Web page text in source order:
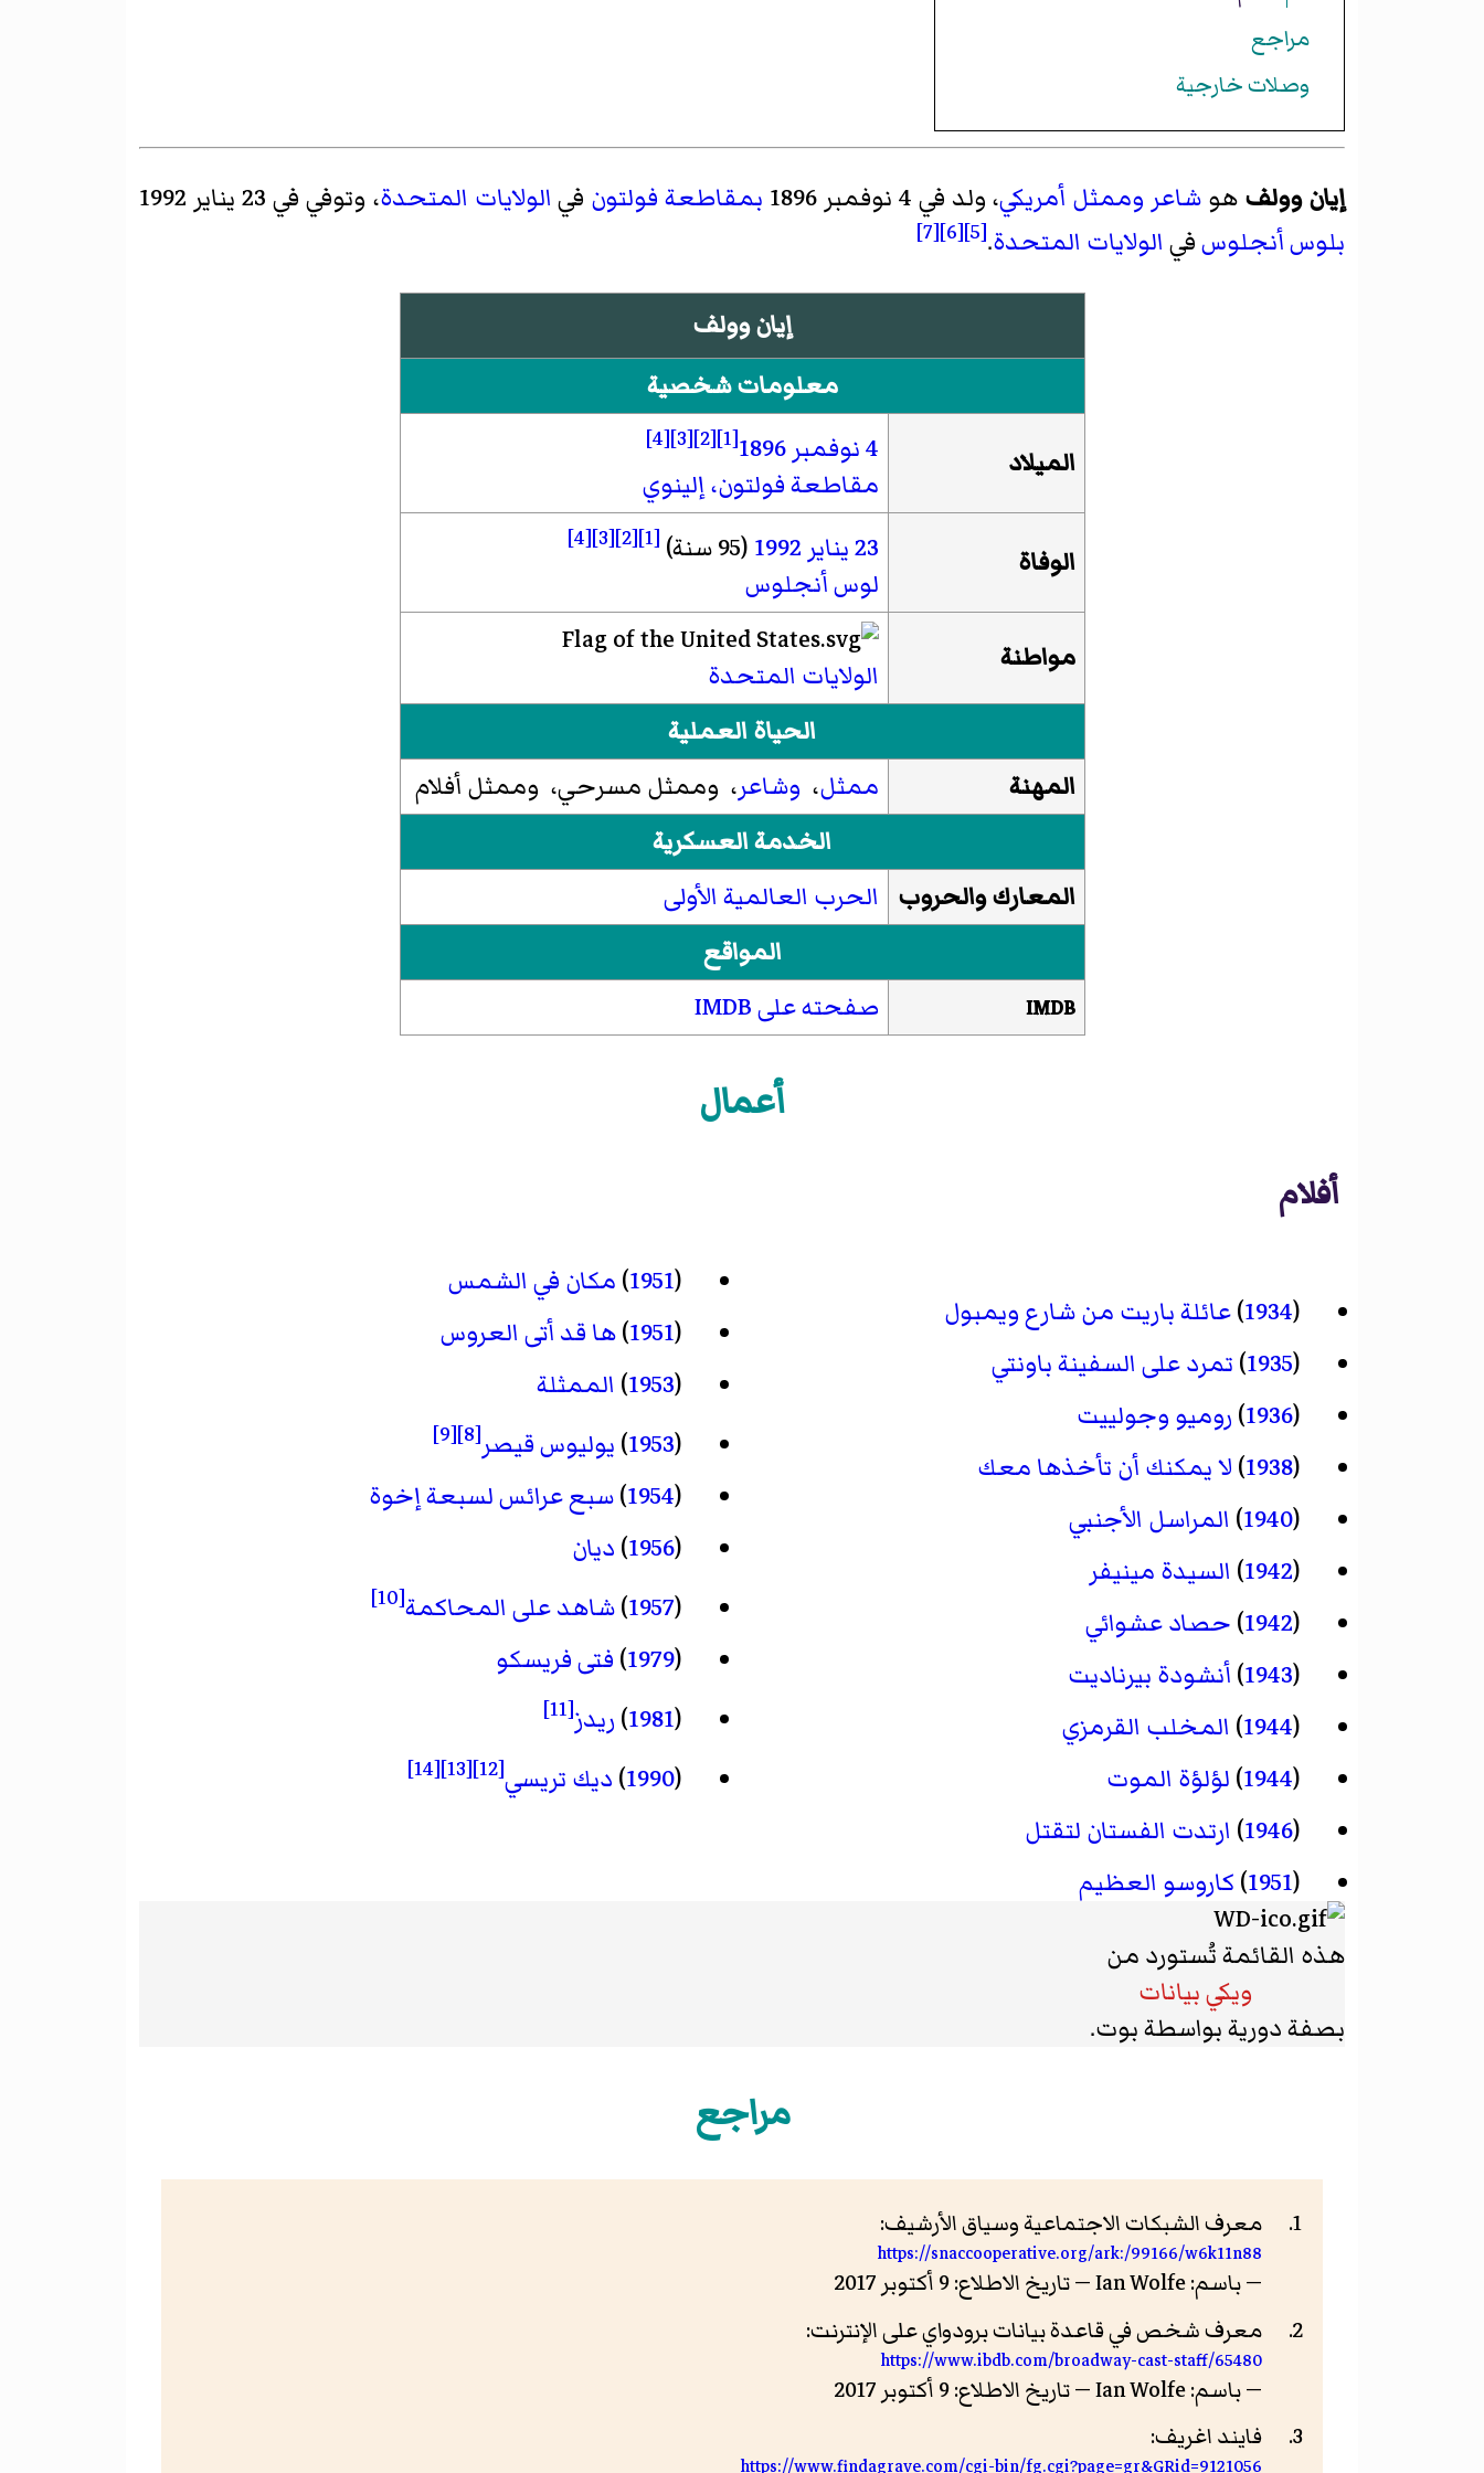
مراجع
وصلات خارجية
إيان وولف هو شاعر وممثل أمريكي، ولد في 4 نوفمبر 1896 بمقاطعة فولتون في الولايات المتحدة، وتوفي في 23 يناير 1992
بلوس أنجلوسفي الولايات المتحدة.
[5]
[6]
[7]
إيان وولف
معلومات شخصية
الميلاد 4 نوفمبر 1896
[1]
[2]
[3]
[4]
مقاطعة فولتون، إلينوي
الوفاة 23 يناير 1992 (95 سنة) [1]
[2]
[3]
[4]
لوس أنجلوس
مواطنة
الولايات المتحدة
الحياة العملية
المهنة
ممثل، وشاعر، وممثل مسرحي، وممثل أفلام
الخدمة العسكرية
المعارك والحروب
الحرب العالمية الأولى
المواقع
IMDB صفحته على IMDB
أعمال
أفلام
(
1934
)عائلة باريت من شارع ويمبول
(
1935
) تمرد على السفينة باونتي
(
1936
) روميو وجولييت
(
1938
) لا يمكنك أن تأخذها معك
(
1940
) المراسل الأجنبي
(
1942
) السيدة مينيفر
(
1942
) حصاد عشوائي
(
1943
) أنشودة بيرناديت
(
1944
) المخلب القرمزي
(
1944
) لؤلؤة الموت
(
1946
) ارتدت الفستان لتقتل
(
1951
) كاروسو العظيم
(
1951
) مكان في الشمس
(
1951
)ها قد أتى العروس
(
1953
) الممثلة
(
1953
) يوليوس قيصر[8]
[9]
(
1954
)سبع عرائس لسبعة إخوة
(
1956
) ديان
(
1957
)شاهد على المحاكمة[10]
(
1979
) فتى فريسكو
(
1981
) ريدز[11]
(
1990
) ديك تريسي[12]
[13]
[14]
هذه القائمة تُستورد من
ويكي بيانات
بصفة دورية بواسطة بوت.
مراجع
معرف الشبكات الاجتماعية وسياق الأرشيف:
https://snaccooperative.org/ark:/99166/w6k11n88
— باسم: Ian Wolfe — تاريخ الاطلاع: 9 أكتوبر 2017
معرف شخص في قاعدة بيانات برودواي على الإنترنت:
https://www.ibdb.com/broadway-cast-staff/65480
— باسم: Ian Wolfe — تاريخ الاطلاع: 9 أكتوبر 2017
فايند اغريف:
https://www.findagrave.com/cgi-bin/fg.cgi?page=gr&GRid=9121056